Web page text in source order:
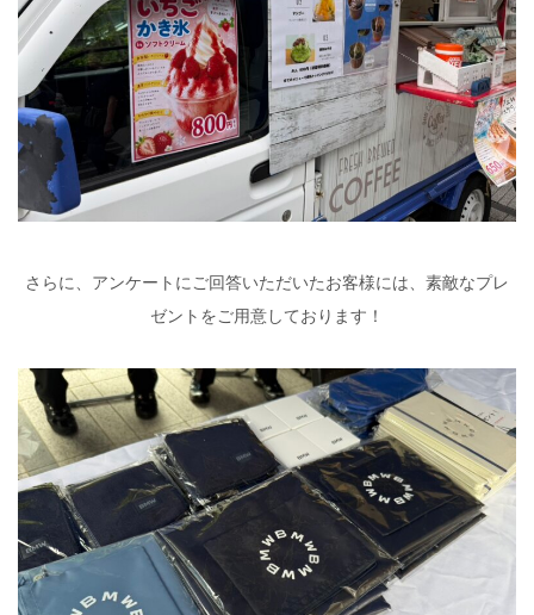
さらに、アンケートにご回答いただいたお客様には、素敵なプレ
ゼントをご用意しております！